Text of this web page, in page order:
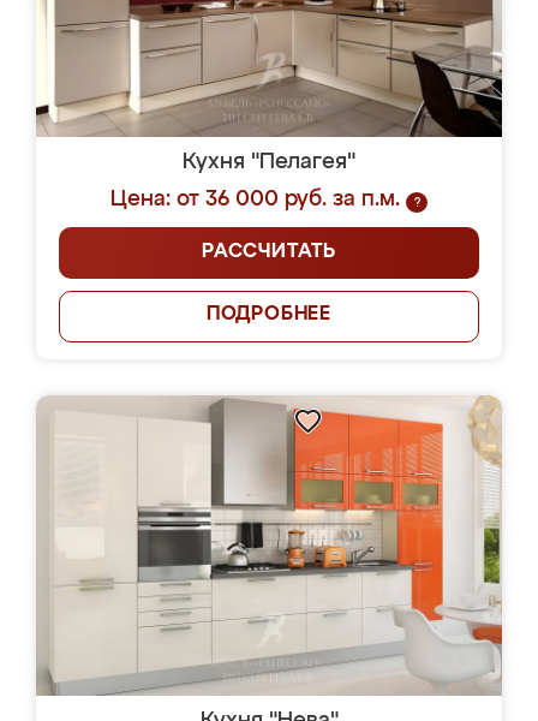
Кухня "Пелагея"
Цена: от 36 000 руб. за п.м.
?
РАССЧИТАТЬ
ПОДРОБНЕЕ